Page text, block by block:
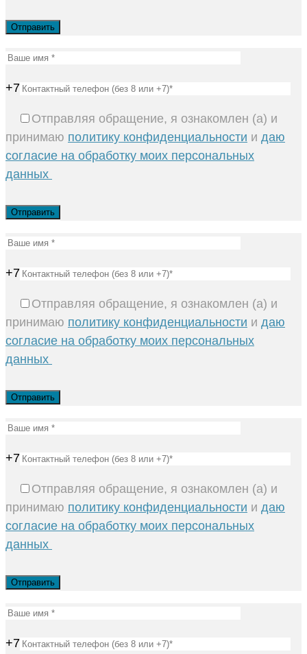
+7
Отправляя обращение, я ознакомлен (а) и
принимаю политику конфиденциальности и даю
согласие на обработку моих персональных
данных
+7
Отправляя обращение, я ознакомлен (а) и
принимаю политику конфиденциальности и даю
согласие на обработку моих персональных
данных
+7
Отправляя обращение, я ознакомлен (а) и
принимаю политику конфиденциальности и даю
согласие на обработку моих персональных
данных
+7